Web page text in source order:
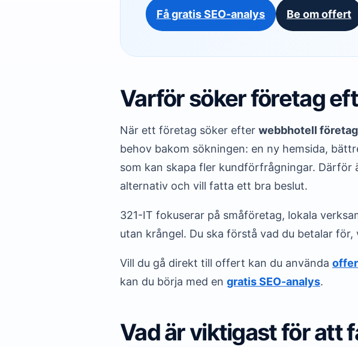
Få gratis SEO-analys Be om offert
Varför söker företag
När ett företag söker efter webbhotell företag
behov bakom sökningen: en ny hemsida,
som kan skapa fler kundförfrågningar.
alternativ och vill fatta ett bra beslut.
321-IT fokuserar på småföretag, lokala
utan krångel. Du ska förstå vad du betalar
Vill du gå direkt till offert kan du använda
kan du börja med en gratis SEO-analys.
Vad är viktigast för att